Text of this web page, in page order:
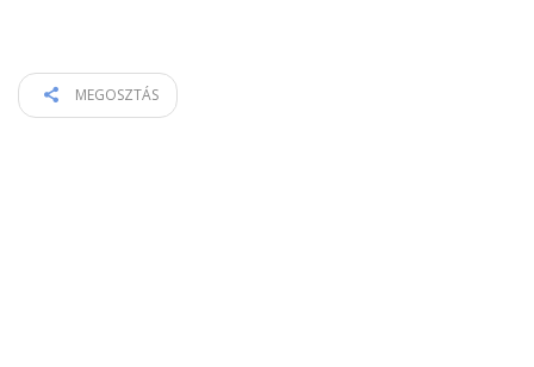
MEGOSZTÁS